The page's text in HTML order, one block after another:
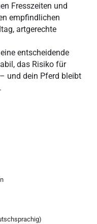
Fresszeiten und
empfindlichen
artgerechte
entscheidende
das Risiko für
und dein Pferd bleibt